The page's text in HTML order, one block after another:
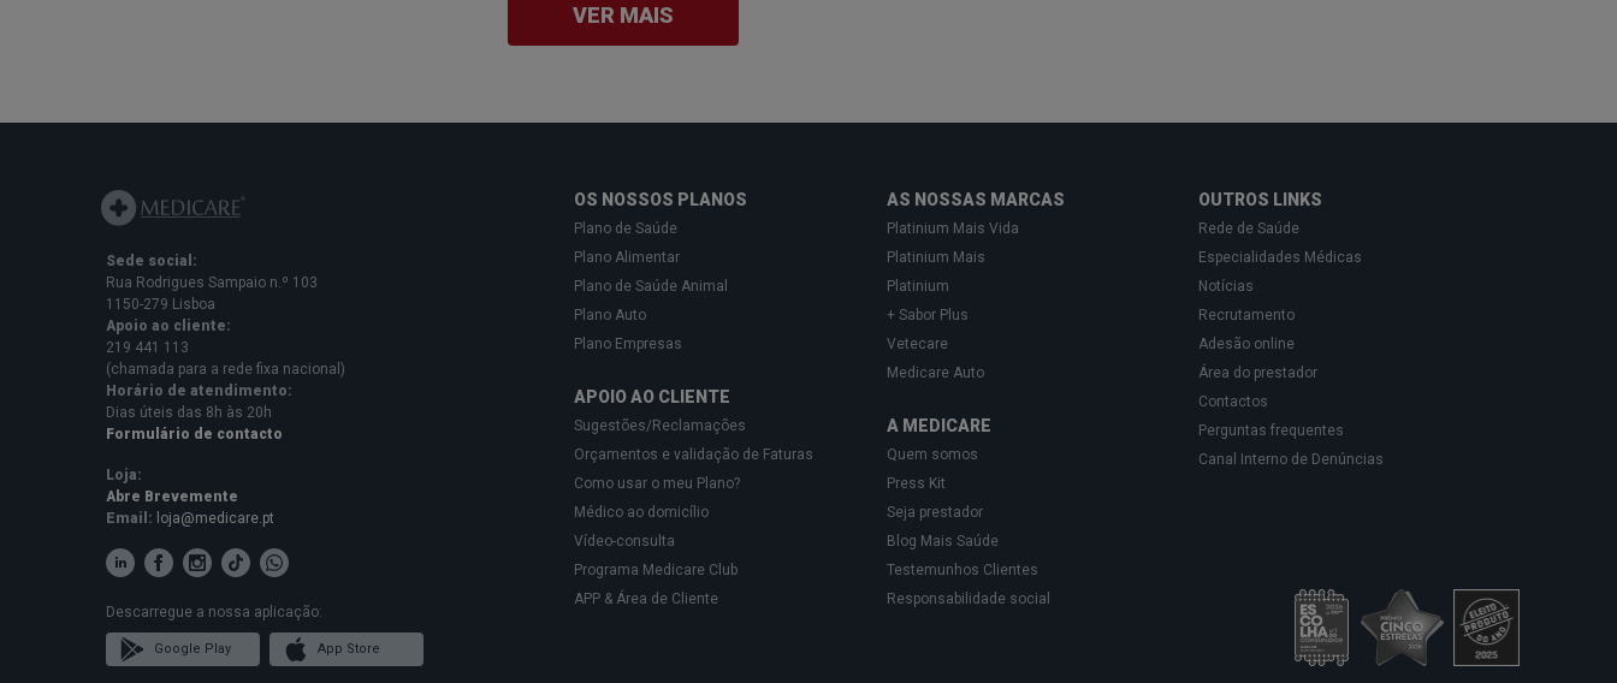
VER MAIS
Sede social:
Rua Rodrigues Sampaio n.º 103
1150-279 Lisboa
Apoio ao cliente:
219 441 113
(chamada para a rede fixa nacional)
Horário de atendimento:
Dias úteis das 8h às 20h
Formulário de contacto
Loja:
Abre Brevemente
Email: loja@medicare.pt
Descarregue a nossa aplicação:
Google Play App Store
OS NOSSOS PLANOS
Plano de Saúde
Plano Alimentar
Plano de Saúde Animal
Plano Auto
Plano Empresas
APOIO AO CLIENTE
Sugestões/Reclamações
Orçamentos e validação de Faturas
Como usar o meu Plano?
Médico ao domicílio
Vídeo-consulta
Programa Medicare Club
APP & Área de Cliente
AS NOSSAS MARCAS
Platinium Mais Vida
Platinium Mais
Platinium
+ Sabor Plus
Vetecare
Medicare Auto
A MEDICARE
Quem somos
Press Kit
Seja prestador
Blog Mais Saúde
Testemunhos Clientes
Responsabilidade social
OUTROS LINKS
Rede de Saúde
Especialidades Médicas
Notícias
Recrutamento
Adesão online
Área do prestador
Contactos
Perguntas frequentes
Canal Interno de Denúncias